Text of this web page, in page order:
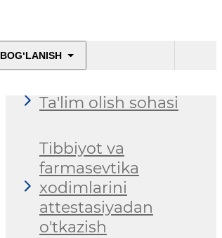
BOG‘LANISHsaqlash sohasi
Ta'lim olish sohasi
Tibbiyot va
farmasevtika
xodimlarini
attestasiyadan
o'tkazish